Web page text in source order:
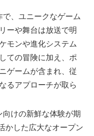
、ユニークなゲーム
ーや舞台は放送で明
モンや進化システム
ての冒険に加え、ポ
ゲームが含まれ、従
るアプローチが取ら
向けの新鮮な体験が期
かした広大なオープン